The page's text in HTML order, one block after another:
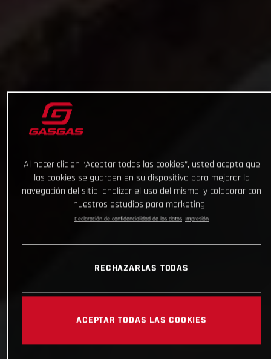
Al hacer clic en “Aceptar todas las cookies”, usted acepta que
las cookies se guarden en su dispositivo para mejorar la
navegación del sitio, analizar el uso del mismo, y colaborar con
nuestros estudios para marketing.
Declaración de confidencialidad de los datos Impresión
RECHAZARLAS TODAS
ACEPTAR TODAS LAS COOKIES